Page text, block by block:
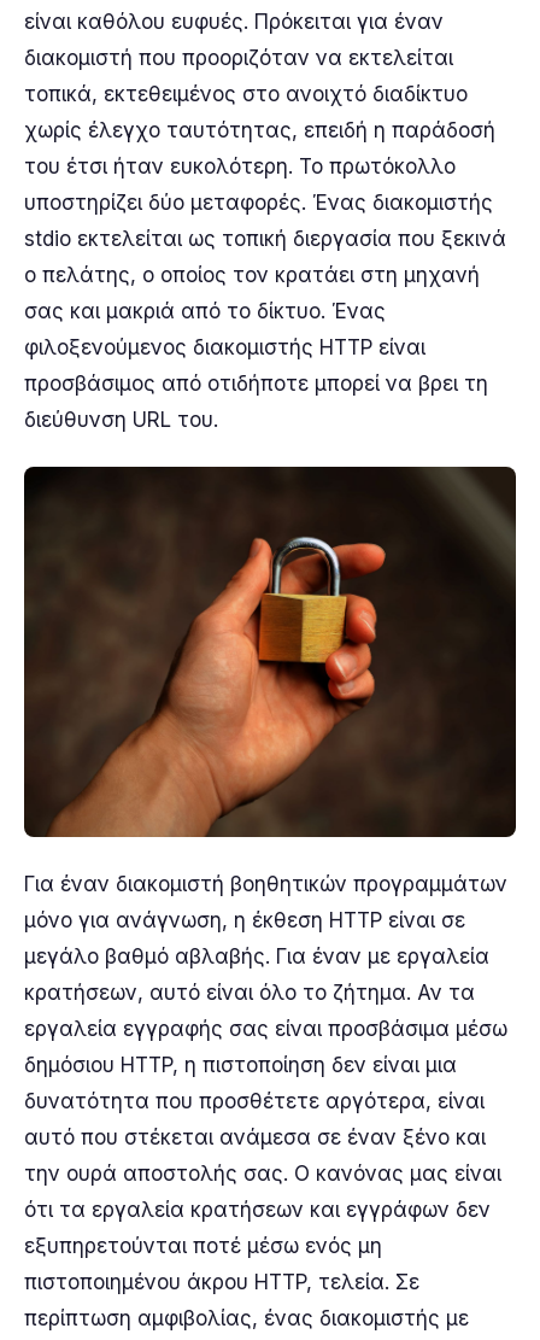
είναι καθόλου ευφυές. Πρόκειται για έναν
διακομιστή που προοριζόταν να εκτελείται
τοπικά, εκτεθειμένος στο ανοιχτό διαδίκτυο
χωρίς έλεγχο ταυτότητας, επειδή η παράδοσή
του έτσι ήταν ευκολότερη. Το πρωτόκολλο
υποστηρίζει δύο μεταφορές. Ένας διακομιστής
stdio εκτελείται ως τοπική διεργασία που ξεκινά
ο πελάτης, ο οποίος τον κρατάει στη μηχανή
σας και μακριά από το δίκτυο. Ένας
φιλοξενούμενος διακομιστής HTTP είναι
προσβάσιμος από οτιδήποτε μπορεί να βρει τη
διεύθυνση URL του.
Για έναν διακομιστή βοηθητικών προγραμμάτων
μόνο για ανάγνωση, η έκθεση HTTP είναι σε
μεγάλο βαθμό αβλαβής. Για έναν με εργαλεία
κρατήσεων, αυτό είναι όλο το ζήτημα. Αν τα
εργαλεία εγγραφής σας είναι προσβάσιμα μέσω
δημόσιου HTTP, η πιστοποίηση δεν είναι μια
δυνατότητα που προσθέτετε αργότερα, είναι
αυτό που στέκεται ανάμεσα σε έναν ξένο και
την ουρά αποστολής σας. Ο κανόνας μας είναι
ότι τα εργαλεία κρατήσεων και εγγράφων δεν
εξυπηρετούνται ποτέ μέσω ενός μη
πιστοποιημένου άκρου HTTP, τελεία. Σε
περίπτωση αμφιβολίας, ένας διακομιστής με